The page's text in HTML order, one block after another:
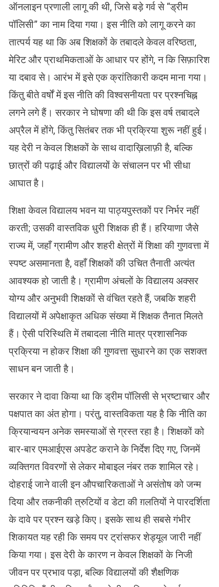
ऑनलाइन प्रणाली लागू की थी, जिसे बड़े गर्व से “ड्रीम
पॉलिसी” का नाम दिया गया। इस नीति को लागू करने का
तात्पर्य यह था कि अब शिक्षकों के तबादले केवल वरिष्ठता,
मेरिट और प्राथमिकताओं के आधार पर होंगे, न कि सिफ़ारिश
या दबाव से। आरंभ में इसे एक क्रांतिकारी कदम माना गया।
किंतु बीते वर्षों में इस नीति की विश्वसनीयता पर प्रश्नचिह्न
लगने लगे हैं। सरकार ने घोषणा की थी कि इस वर्ष तबादले
अप्रैल में होंगे, किंतु सितंबर तक भी प्रक्रिया शुरू नहीं हुई।
यह देरी न केवल शिक्षकों के साथ वादाख़िलाफ़ी है, बल्कि
छात्रों की पढ़ाई और विद्यालयों के संचालन पर भी सीधा
आघात है।
शिक्षा केवल विद्यालय भवन या पाठ्यपुस्तकों पर निर्भर नहीं
करती; उसकी वास्तविक धुरी शिक्षक ही हैं। हरियाणा जैसे
राज्य में, जहाँ ग्रामीण और शहरी क्षेत्रों में शिक्षा की गुणवत्ता में
स्पष्ट असमानता है, वहाँ शिक्षकों की उचित तैनाती अत्यंत
आवश्यक हो जाती है। ग्रामीण अंचलों के विद्यालय अक्सर
योग्य और अनुभवी शिक्षकों से वंचित रहते हैं, जबकि शहरी
विद्यालयों में अपेक्षाकृत अधिक संख्या में शिक्षक तैनात मिलते
हैं। ऐसी परिस्थिति में तबादला नीति मात्र प्रशासनिक
प्रक्रिया न होकर शिक्षा की गुणवत्ता सुधारने का एक सशक्त
साधन बन जाती है।
सरकार ने दावा किया था कि ड्रीम पॉलिसी से भ्रष्टाचार और
पक्षपात का अंत होगा। परंतु, वास्तविकता यह है कि नीति का
क्रियान्वयन अनेक समस्याओं से ग्रस्त रहा है। शिक्षकों को
बार-बार एमआईएस अपडेट कराने के निर्देश दिए गए, जिनमें
व्यक्तिगत विवरणों से लेकर मोबाइल नंबर तक शामिल रहे।
दोहराई जाने वाली इन औपचारिकताओं ने असंतोष को जन्म
दिया और तकनीकी त्रुटियों व डेटा की ग़लतियों ने पारदर्शिता
के दावे पर प्रश्न खड़े किए। इसके साथ ही सबसे गंभीर
शिकायत यह रही कि समय पर ट्रांसफर शेड्यूल जारी नहीं
किया गया। इस देरी के कारण न केवल शिक्षकों के निजी
जीवन पर प्रभाव पड़ा, बल्कि विद्यालयों की शैक्षणिक